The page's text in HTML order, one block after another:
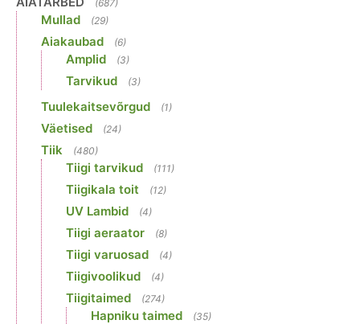
(687)
Mullad (29)
Aiakaubad (6)
Amplid (3)
Tarvikud (3)
Tuulekaitsevõrgud (1)
Väetised (24)
Tiik (480)
Tiigi tarvikud (111)
Tiigikala toit (12)
UV Lambid (4)
Tiigi aeraator (8)
Tiigi varuosad (4)
Tiigivoolikud (4)
Tiigitaimed (274)
Hapniku taimed (35)